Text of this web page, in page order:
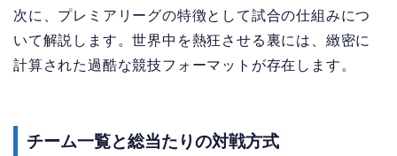
次に、プレミアリーグの特徴として試合の仕組みにつ
いて解説します。世界中を熱狂させる裏には、緻密に
計算された過酷な競技フォーマットが存在します。
チーム一覧と総当たりの対戦方式